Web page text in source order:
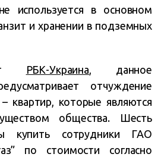
используется в основном
и хранении в подземных
РБК-Украина, данное
отчуждение
квартир, которые являются
общества. Шесть
купить сотрудники ГАО
по стоимости согласно